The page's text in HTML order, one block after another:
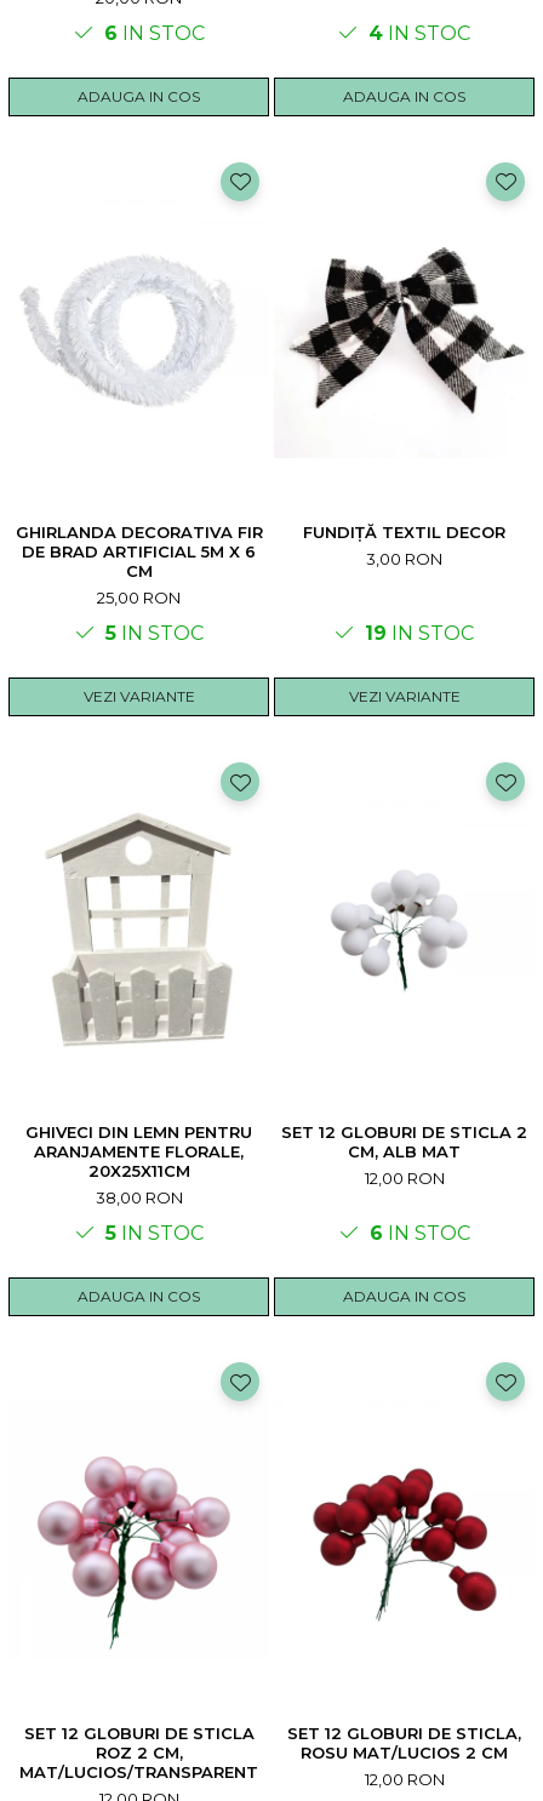
6 IN STOC
ADAUGA IN COS
4 IN STOC
ADAUGA IN COS
GHIRLANDA DECORATIVA FIR
DE BRAD ARTIFICIAL 5M X 6
CM
25,00 RON
5IN STOC
VEZI VARIANTE
FUNDIȚĂ TEXTIL DECOR
3,00 RON
19 IN STOC
VEZI VARIANTE
GHIVECI DIN LEMN PENTRU
ARANJAMENTE FLORALE,
20X25X11CM
38,00 RON
5IN STOC
ADAUGA IN COS
SET 12 GLOBURI DE STICLA 2
CM, ALB MAT
12,00 RON
6 IN STOC
ADAUGA IN COS
SET 12 GLOBURI DE STICLA
ROZ 2 CM,
MAT/LUCIOS/TRANSPARENT
SET 12 GLOBURI DE STICLA,
ROSU MAT/LUCIOS 2 CM
12,00 RON